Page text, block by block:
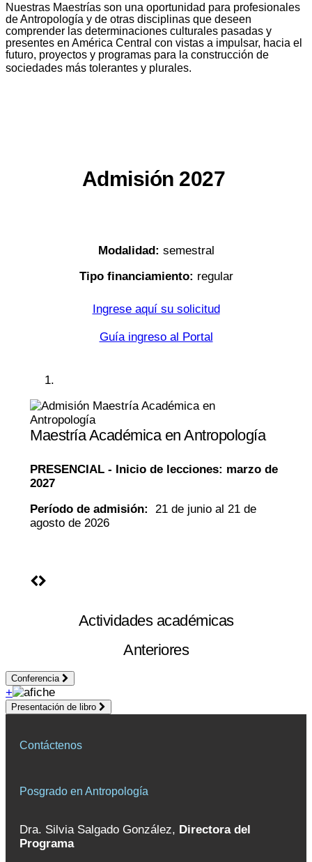
Nuestras Maestrías son una oportunidad para profesionales
de Antropología y de otras disciplinas que deseen
comprender las determinaciones culturales pasadas y
presentes en América Central con vistas a impulsar, hacia el
futuro, proyectos y programas para la construcción de
sociedades más tolerantes y plurales.
Admisión 2027
Modalidad: semestral
Tipo financiamiento: regular
Ingrese aquí su solicitud
Guía ingreso al Portal
Maestría Académica en Antropología
PRESENCIAL -
Inicio de lecciones: marzo de
2027
Período de admisión:
21 de junio al 21 de
agosto de 2026
Actividades académicas
Anteriores
Conferencia
+
Presentación de libro
Contáctenos
Posgrado en Antropología
Dra. Silvia Salgado González, Directora del
Programa